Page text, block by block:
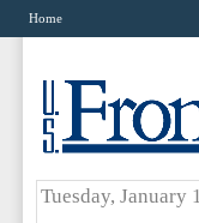
Home
Tuesday, January